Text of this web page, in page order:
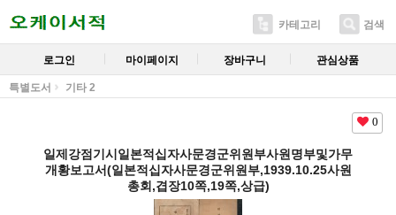
카테고리 검색
로그인 마이페이지 장바구니 관심상품
특별도서 기타 2
0
일제강점기시일본적십자사문경군위원부사원명부및가무
개황보고서(일본적십자사문경군위원부,1939.10.25사원
총회,겹장10쪽,19쪽,상급)